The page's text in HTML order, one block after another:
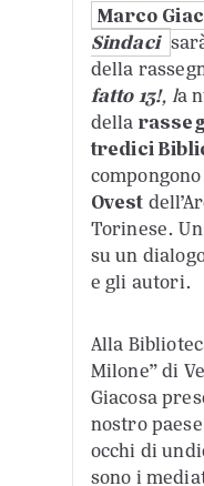
Marco
Sindaci
della
fatto 13!, la
della
tredici
Ovest
Torinese.
su un
e gli autori.
Alla
Milone” di
Giacosa
nostro
occhi di
sono i